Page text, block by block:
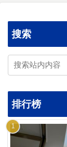
搜索
排行榜